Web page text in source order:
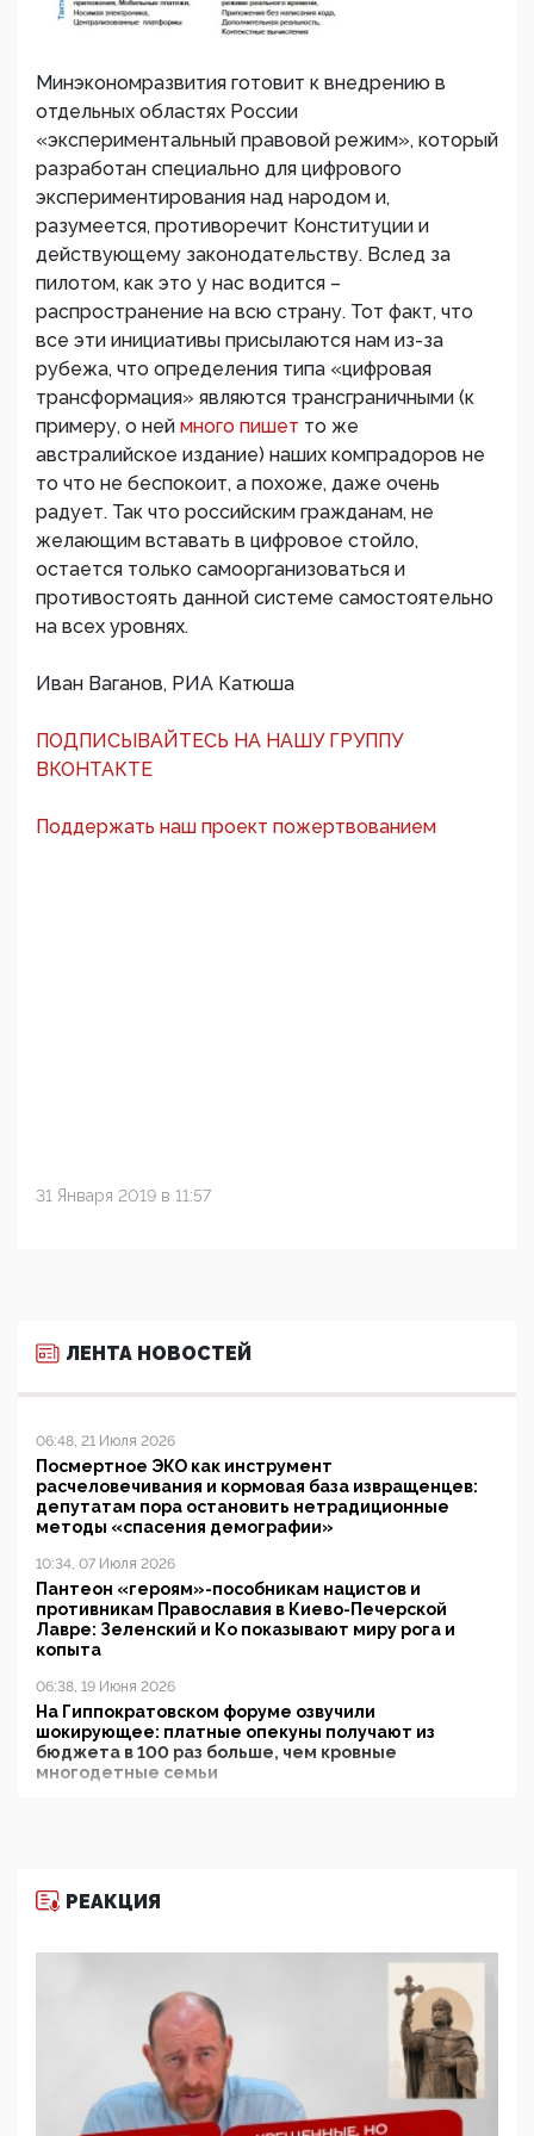
Минэкономразвития готовит к внедрению в
отдельных областях России
«экспериментальный правовой режим», который
разработан специально для цифрового
экспериментирования над народом и,
разумеется, противоречит Конституции и
действующему законодательству. Вслед за
пилотом, как это у нас водится –
распространение на всю страну. Тот факт, что
все эти инициативы присылаются нам из-за
рубежа, что определения типа «цифровая
трансформация» являются трансграничными (к
примеру, о ней много пишет то же
австралийское издание) наших компрадоров не
то что не беспокоит, а похоже, даже очень
радует. Так что российским гражданам, не
желающим вставать в цифровое стойло,
остается только самоорганизоваться и
противостоять данной системе самостоятельно
на всех уровнях.
Иван Ваганов, РИА Катюша
ПОДПИСЫВАЙТЕСЬ НА НАШУ ГРУППУ
ВКОНТАКТЕ
Поддержать наш проект пожертвованием
31 Января 2019 в 11:57
ЛЕНТА НОВОСТЕЙ
06:48, 21 Июля 2026
Посмертное ЭКО как инструмент
расчеловечивания и кормовая база извращенцев:
депутатам пора остановить нетрадиционные
методы «спасения демографии»
10:34, 07 Июля 2026
Пантеон «героям»-пособникам нацистов и
противникам Православия в Киево-Печерской
Лавре: Зеленский и Ко показывают миру рога и
копыта
06:38, 19 Июня 2026
На Гиппократовском форуме озвучили
шокирующее: платные опекуны получают из
бюджета в 100 раз больше, чем кровные
многодетные семьи
11:53, 09 Июня 2026
деятельность ИИТО ЮНЕСКО в России, но
цифроглобалисты продолжают определять
повестку в образовании
09:43, 01 Июня 2026
5G за счет здоровья граждан: Минцифры намерено
отобрать у регионов и муниципалитетов право
защищать жилые дома и социальные объекты от
РЕАКЦИЯ